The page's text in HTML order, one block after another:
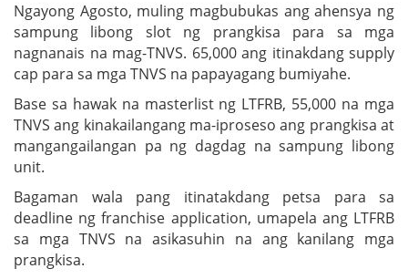
Ngayong Agosto, muling magbubukas ang ahensya ng
sampung libong slot ng prangkisa para sa mga
nagnanais na mag-TNVS. 65,000 ang itinakdang supply
cap para sa mga TNVS na papayagang bumiyahe.
Base sa hawak na masterlist ng LTFRB, 55,000 na mga
TNVS ang kinakailangang ma-iproseso ang prangkisa at
mangangailangan pa ng dagdag na sampung libong
unit.
Bagaman wala pang itinatakdang petsa para sa
deadline ng franchise application, umapela ang LTFRB
sa mga TNVS na asikasuhin na ang kanilang mga
prangkisa.